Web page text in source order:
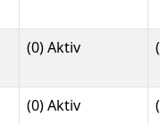
(0) Aktiv
(0) Aktiv